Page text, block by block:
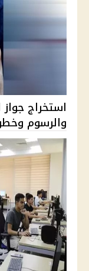
والرسوم